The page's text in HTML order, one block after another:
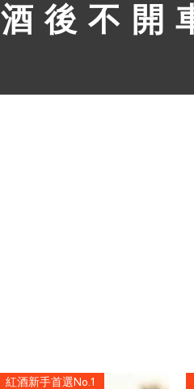
酒後不開
紅酒新手首選No.1